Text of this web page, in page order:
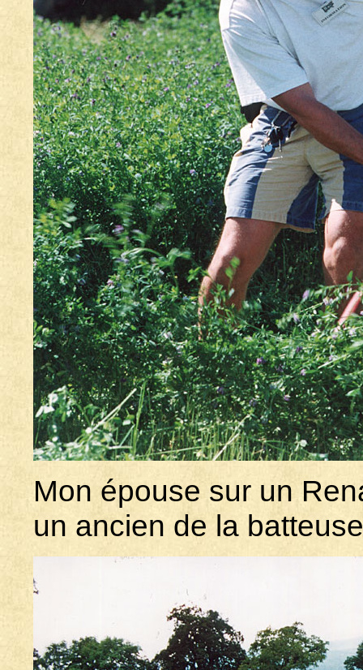
Mon épouse sur un
un ancien de la